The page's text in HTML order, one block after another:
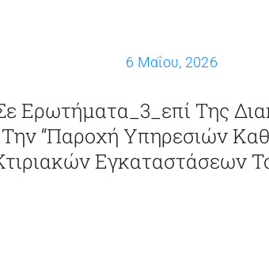
6 Μαΐου, 2026
Ερωτήματα_3_επί Της
Την “Παροχή Υπηρεσιών
Εγκαταστάσεων